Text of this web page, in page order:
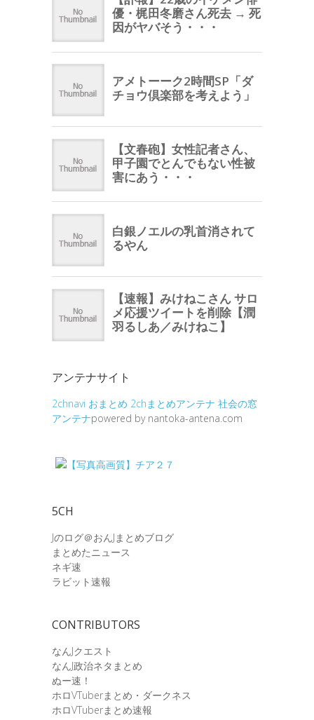
アンテナサイト
2chnavi おまとめ 2chまとめアンテナ 社会の窓
アンテナpowered by nantoka-antena.com
5CH
Jのログ＠おんJまとめブログ
まとめたニュース
ネギ速
ラビット速報
CONTRIBUTORS
なんJクエスト
なんJ政治ネタまとめ
ぬー速！
ホロVTuberまとめ・ダークネス
ホロVTuberまとめ速報